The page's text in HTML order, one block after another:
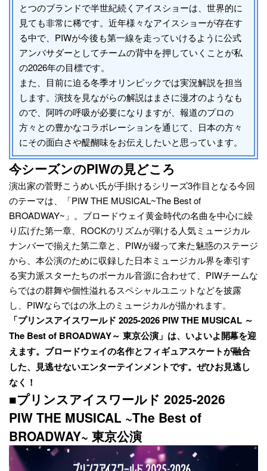
とつのブランドで半世紀続くアイスショーは、世界的に
見ても非常に稀です。近年様々なアイスショーが存在す
る中で、PIWが今後も第一線を走っていけるように公式
アンバサダーとしてチームの背中を押していくことが私
の2026年の目標です。
また、目前に迫る冬季オリンピックでは実況解説を担当
します。演技を見ながらの解説はまさに漫才のようなも
ので、阿吽の呼吸が必要になりますが、報道のプロの
方々との豊かなコラボレーションを通じて、日本の方々
にその面白さや醍醐味をお伝えしたいと思っています。
今シーズンのPIWの見どころ
演出家の菅野こうめい氏が手掛けるシリーズ3作目となる今回
のテーマは、「PIW THE MUSICAL~The Best of
BROADWAY~」。ブロードウェイ黄金時代の名曲を中心に繰
り広げた第一章、ROCKのリズムが弾ける人気ミュージカル
ナンバーで揃えた第二章と、PIWが綴って来た魅惑のステージ
から、本公演のために収録した日本ミュージカル界を牽引す
る実力派スターたちのボーカル音源に合わせて、PIWチームな
らではの群舞や個性溢れるスペシャルユニットなどを披露
し、PIWならではの氷上のミュージカルが描かれます。
「プリンスアイスワールド 2025-2026 PIW THE MUSICAL ～
The Best of BROADWAY～ 東京公演」は、いよいよ開幕を迎
えます。ブロードウェイの名作とフィギュアスケートが融合
した、見逃せないエンターテインメントです。ぜひお見逃し
なく！
■プリンスアイスワールド 2025-2026
PIW THE MUSICAL ~The Best of
BROADWAY~ 東京公演